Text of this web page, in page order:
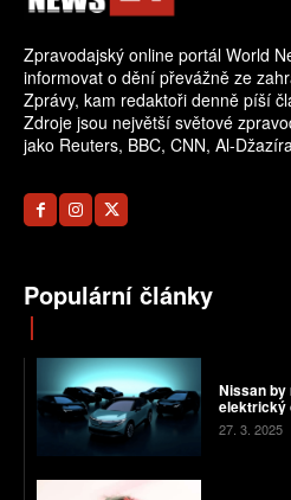
Zpravodajský online portál World
informovat o dění převážně ze
Zprávy, kam redaktoři denně píší
Zdroje jsou největší světové
jako Reuters, BBC, CNN, Al-
Populární články
Nissan by
elektrický
27. 3. 2025